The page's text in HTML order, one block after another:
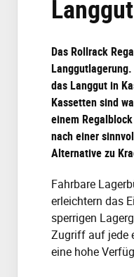
Das Rollrack
das Langgut in
Kassetten sind
einem
nach einer
Alternative zu
Fahrbare
erleichtern das
sperrigen
Zugriff auf jede
eine hohe